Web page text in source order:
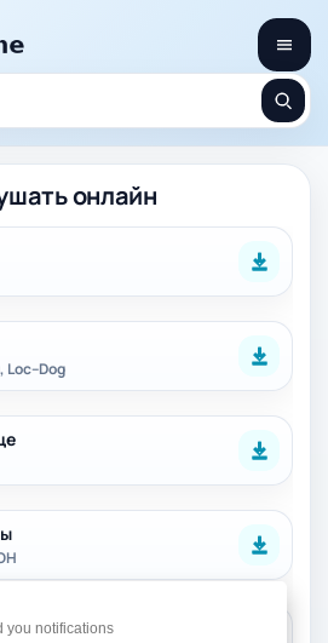
онлайн
Loc–Dog
2025)
you notifications